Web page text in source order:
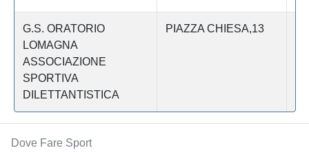
G.S. ORATORIO
LOMAGNA
ASSOCIAZIONE
SPORTIVA
DILETTANTISTICA
PIAZZA CHIESA,13
Dove Fare Sport